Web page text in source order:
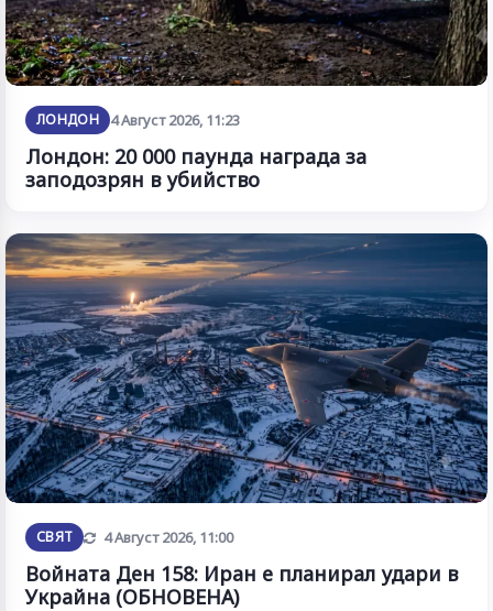
ЛОНДОН 4 Август 2026, 11:23
Лондон: 20 000 паунда награда за
заподозрян в убийство
СВЯТ Обновена
4 Август 2026, 11:00
Войната Ден 158: Иран е планирал удари в
Украйна (ОБНОВЕНА)